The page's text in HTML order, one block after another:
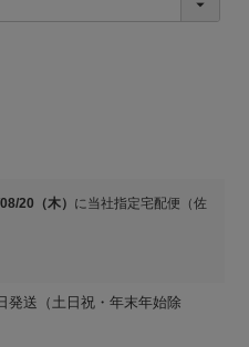
20（木） に当社指定宅配便（佐
発送（土日祝・年末年始除